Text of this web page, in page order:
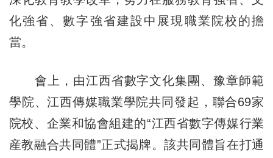
化強省、數字強省建設中展現職業院校的擔
當。
會上，由江西省數字文化集團、豫章師範
學院、江西傳媒職業學院共同發起，聯合69家
院校、企業和協會組建的“江西省數字傳媒行業
産教融合共同體”正式揭牌。該共同體旨在打通